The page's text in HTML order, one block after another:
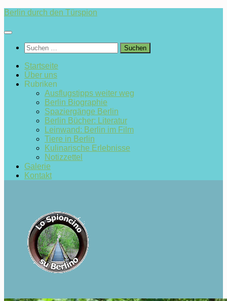
Zum
springen
Berlin durch den Türspion
Suchen
nach:
Startseite
Über uns
Rubriken
Ausflugstipps weiter weg
Berlin Biographie
Spaziergänge Berlin
Berlin Bücher: Literatur
Leinwand: Berlin im Film
Tiere in Berlin
Kulinarische Erlebnisse
Notizzettel
Galerie
Kontakt